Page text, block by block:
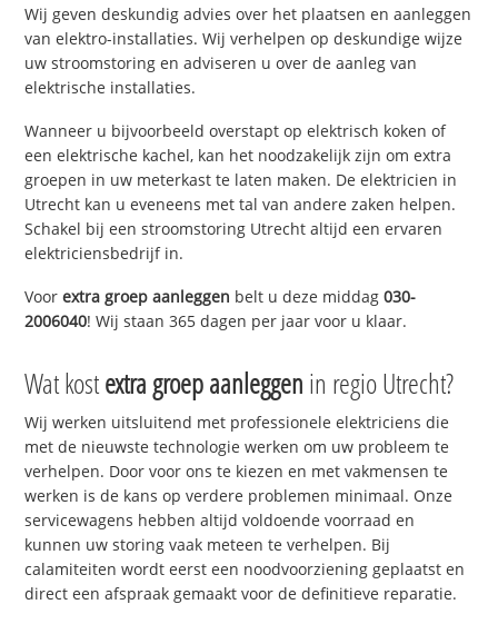
Wij geven deskundig advies over het plaatsen en aanleggen
van elektro-installaties. Wij verhelpen op deskundige wijze
uw stroomstoring en adviseren u over de aanleg van
elektrische installaties.
Wanneer u bijvoorbeeld overstapt op elektrisch koken of
een elektrische kachel, kan het noodzakelijk zijn om extra
groepen in uw meterkast te laten maken. De elektricien in
Utrecht kan u eveneens met tal van andere zaken helpen.
Schakel bij een stroomstoring Utrecht altijd een ervaren
elektriciensbedrijf in.
Voorextra groep aanleggen belt u deze middag030-
2006040! Wij staan 365 dagen per jaar voor u klaar.
Wat kostextra groep aanleggen in regio Utrecht?
Wij werken uitsluitend met professionele elektriciens die
met de nieuwste technologie werken om uw probleem te
verhelpen. Door voor ons te kiezen en met vakmensen te
werken is de kans op verdere problemen minimaal. Onze
servicewagens hebben altijd voldoende voorraad en
kunnen uw storing vaak meteen te verhelpen. Bij
calamiteiten wordt eerst een noodvoorziening geplaatst en
direct een afspraak gemaakt voor de definitieve reparatie.